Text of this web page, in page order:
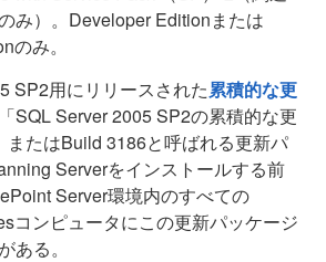
み）。Developer Editionまたは
のみ。
SP2用にリリースされた累積的な更
「SQL Server 2005 SP2の累積的な更
またはBuild 3186と呼ばれる更新パ
Serverをインストールする前
Server環境内のすべての
コンピュータにこの更新パッケージ
ある。